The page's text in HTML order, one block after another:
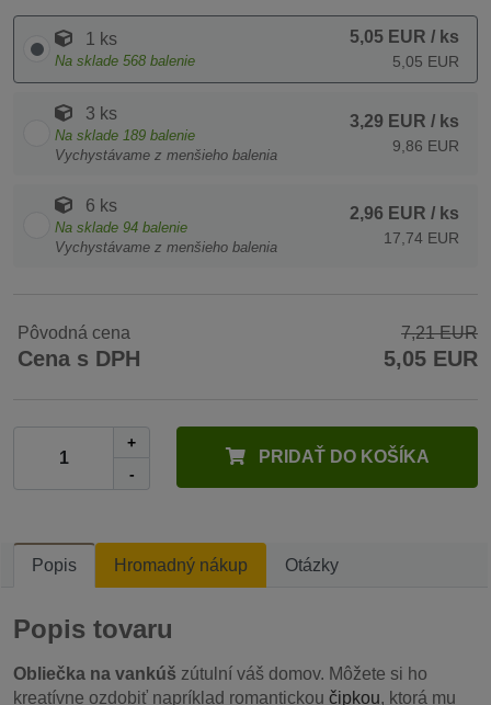
1 ks
Na sklade 568 balenie
5,05 EUR / ks
5,05 EUR
3 ks
Na sklade 189 balenie
Vychystávame z menšieho balenia
3,29 EUR / ks
9,86 EUR
6 ks
Na sklade 94 balenie
Vychystávame z menšieho balenia
2,96 EUR / ks
17,74 EUR
Pôvodná cena 7,21 EUR
Cena s DPH 5,05 EUR
+
-
PRIDAŤ DO KOŠÍKA
Popis Hromadný nákup Otázky
Popis tovaru
Obliečka na vankúš zútulní váš domov. Môžete si ho
kreatívne ozdobiť napríklad romantickou čipkou, ktorá mu